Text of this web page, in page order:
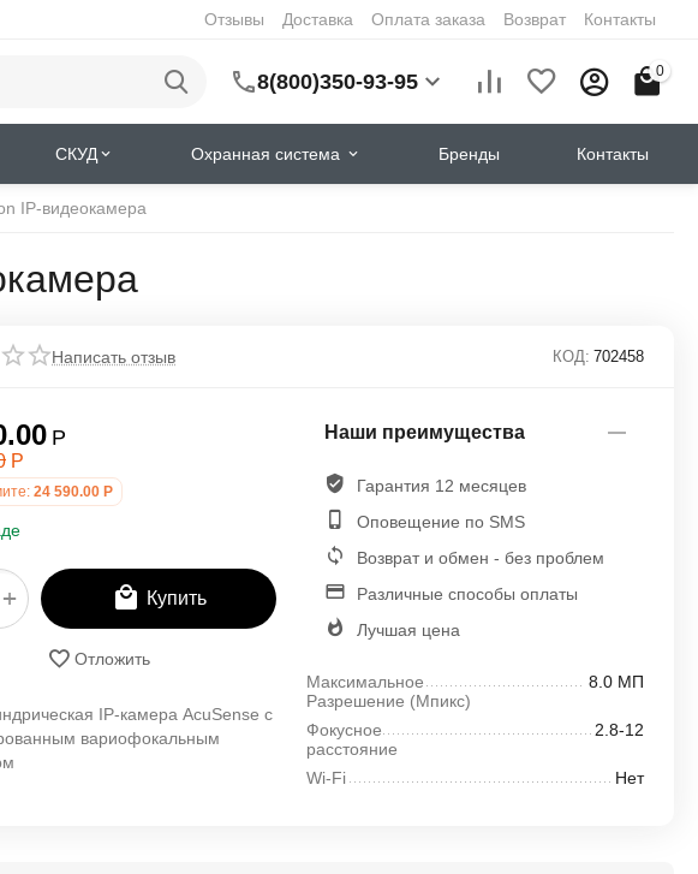
Отзывы Доставка Оплата заказа Возврат Контакты
8(800)350-93-95 0
СКУД Охранная система Бренды Контакты
IP-видеокамера
Написать отзыв КОД: 702458
Р
Р
24 590.00 Р
+ Купить
Отложить
IP-камера AcuSense с
вариофокальным
Наши преимущества
Гарантия 12 месяцев
Оповещение по SMS
Возврат и обмен - без проблем
Различные способы оплаты
Лучшая цена
Максимальное
Разрешение (Mпикс)
8.0 МП
Фокусное
расстояние
2.8-12
Wi-Fi Нет